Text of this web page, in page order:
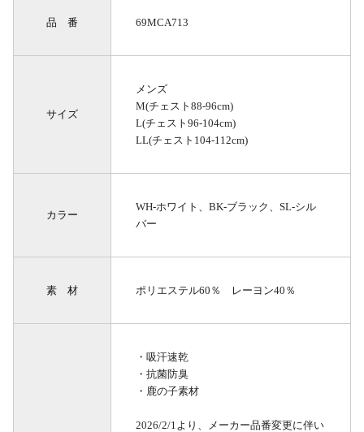
品 番 69MCA713
サイズ
メンズ
M(チェスト88-96cm)
L(チェスト96-104cm)
LL(チェスト104-112cm)
カラー
WH-ホワイト、BK-ブラック、SL-シル
バー
素 材 ポリエステル60％ レーヨン40％
・吸汗速乾
・抗菌防臭
・鹿の子素材
2026/2/1より、メーカー品番変更に伴い